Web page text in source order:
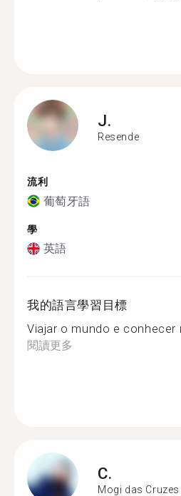
J.
Resende
流利
葡萄牙語
學
英語
我的語言學習目標
Viajar o mundo e conhecer
閱讀更多
C.
Mogi das Cruzes